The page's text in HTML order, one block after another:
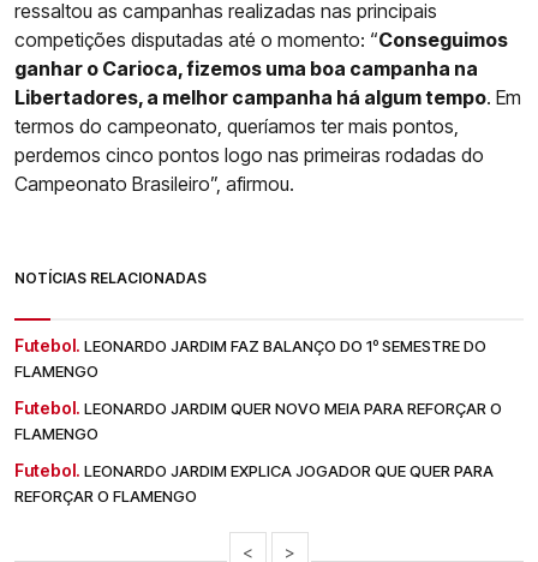
ressaltou as campanhas realizadas nas principais
competições disputadas até o momento: “Conseguimos
ganhar o Carioca, fizemos uma boa campanha na
Libertadores, a melhor campanha há algum tempo. Em
termos do campeonato, queríamos ter mais pontos,
perdemos cinco pontos logo nas primeiras rodadas do
Campeonato Brasileiro”, afirmou.
NOTÍCIAS RELACIONADAS
Futebol. LEONARDO JARDIM FAZ BALANÇO DO 1º SEMESTRE DO
FLAMENGO
Futebol. LEONARDO JARDIM QUER NOVO MEIA PARA REFORÇAR O
FLAMENGO
Futebol. LEONARDO JARDIM EXPLICA JOGADOR QUE QUER PARA
REFORÇAR O FLAMENGO
< >